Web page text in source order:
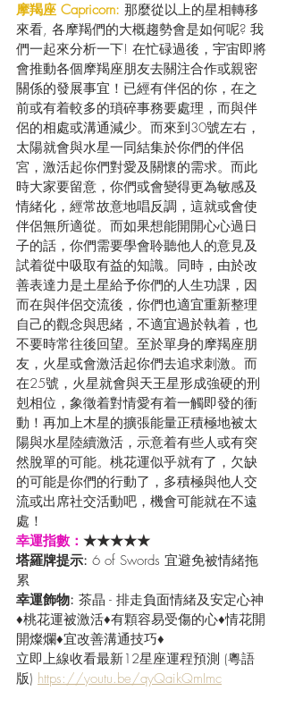
摩羯座 Capricorn: 那麼從以上的星相轉移
來看, 各摩羯們的大概趨勢會是如何呢? 我
們一起來分析一下! 在忙碌過後，宇宙即將
會推動各個摩羯座朋友去關注合作或親密
關係的發展事宜！已經有伴侶的你，在之
前或有着較多的瑣碎事務要處理，而與伴
侶的相處或溝通減少。而來到30號左右，
太陽就會與水星一同結集於你們的伴侶
宮，激活起你們對愛及關懷的需求。而此
時大家要留意，你們或會變得更為敏感及
情緒化，經常故意地唱反調，這就或會使
伴侶無所適從。而如果想能開開心心過日
子的話，你們需要學會聆聽他人的意見及
試着從中吸取有益的知識。同時，由於改
善表達力是土星給予你們的人生功課，因
而在與伴侶交流後，你們也適宜重新整理
自己的觀念與思緒，不適宜過於執着，也
不要時常往後回望。至於單身的摩羯座朋
友，火星或會激活起你們去追求刺激。而
在25號，火星就會與天王星形成強硬的刑
剋相位，象徵着對情愛有着一觸即發的衝
動！再加上木星的擴張能量正積極地被太
陽與水星陸續激活，示意着有些人或有突
然脫單的可能。桃花運似乎就有了，欠缺
的可能是你們的行動了，多積極與他人交
流或出席社交活動吧，機會可能就在不遠
處！
幸運指數： ★★★★★
塔羅牌提示: 6 of Swords 宜避免被情緒拖
累
幸運飾物: 茶晶 - 排走負面情緒及安定心神
♦桃花運被激活♦有顆容易受傷的心♦情花開
開燦爛♦宜改善溝通技巧♦
立即上線收看最新12星座運程預測 (粵語
版) https://youtu.be/qyQaikQmImc